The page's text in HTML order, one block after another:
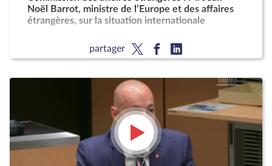
Noël Barrot, ministre de l’Europe et des affaires
étrangères, sur la situation internationale
partager